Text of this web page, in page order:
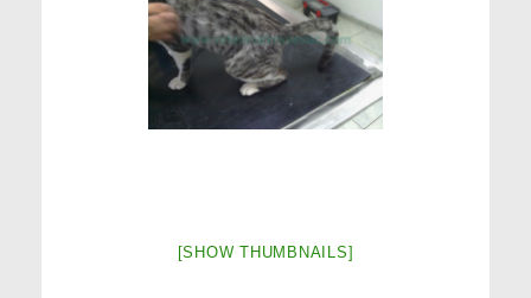
[SHOW THUMBNAILS]